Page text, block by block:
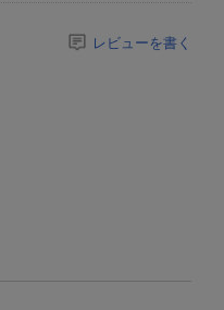
レビューを書く